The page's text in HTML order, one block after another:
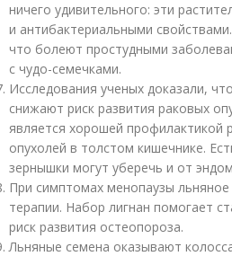
ничего удивительного: эти
и антибактериальными
что болеют простудными
с чудо-семечками.
Исследования ученых доказали,
снижают риск развития раковых
является хорошей профилактикой
опухолей в толстом кишечнике.
зернышки могут уберечь и от
При симптомах менопаузы
терапии. Набор лигнан помогает
риск развития остеопороза.
Льняные семена оказывают